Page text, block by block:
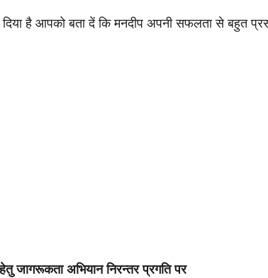
है आपको बता दें कि मनदीप अपनी सफलता से बहुत
जागरूकता अभियान निरन्तर प्रगति पर